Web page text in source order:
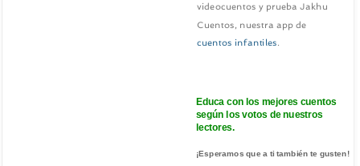
videocuentos y prueba Jakhu
Cuentos, nuestra app de
cuentos infantiles.
Educa con los mejores cuentos
según los votos de nuestros
lectores.
¡Esperamos que a ti también te gusten!